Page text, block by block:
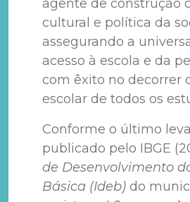
agente de construção
cultural e política da
assegurando a
acesso à escola e da
com êxito no decorrer
escolar de todos os
Conforme o último
publicado pelo IBGE
de Desenvolvimento
Básica (Ideb) do